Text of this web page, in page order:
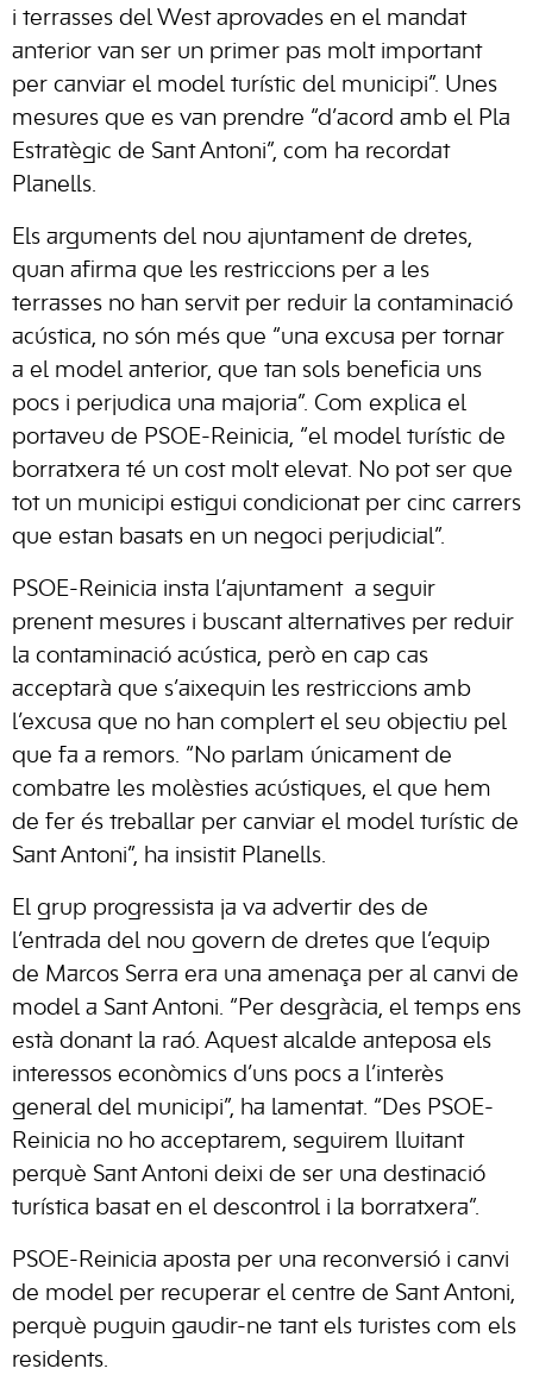
i terrasses del West aprovades en el mandat
anterior van ser un primer pas molt important
per canviar el model turístic del municipi”. Unes
mesures que es van prendre “d’acord amb el Pla
Estratègic de Sant Antoni”, com ha recordat
Planells.
Els arguments del nou ajuntament de dretes,
quan afirma que les restriccions per a les
terrasses no han servit per reduir la contaminació
acústica, no són més que “una excusa per tornar
a el model anterior, que tan sols beneficia uns
pocs i perjudica una majoria”. Com explica el
portaveu de PSOE-Reinicia, “el model turístic de
borratxera té un cost molt elevat. No pot ser que
tot un municipi estigui condicionat per cinc carrers
que estan basats en un negoci perjudicial”.
PSOE-Reinicia insta l’ajuntament a seguir
prenent mesures i buscant alternatives per reduir
la contaminació acústica, però en cap cas
acceptarà que s’aixequin les restriccions amb
l’excusa que no han complert el seu objectiu pel
que fa a remors. “No parlam únicament de
combatre les molèsties acústiques, el que hem
de fer és treballar per canviar el model turístic de
Sant Antoni”, ha insistit Planells.
El grup progressista ja va advertir des de
l’entrada del nou govern de dretes que l’equip
de Marcos Serra era una amenaça per al canvi de
model a Sant Antoni. “Per desgràcia, el temps ens
està donant la raó. Aquest alcalde anteposa els
interessos econòmics d’uns pocs a l’interès
general del municipi”, ha lamentat. “Des PSOE-
Reinicia no ho acceptarem, seguirem lluitant
perquè Sant Antoni deixi de ser una destinació
turística basat en el descontrol i la borratxera”.
PSOE-Reinicia aposta per una reconversió i canvi
de model per recuperar el centre de Sant Antoni,
perquè puguin gaudir-ne tant els turistes com els
residents.